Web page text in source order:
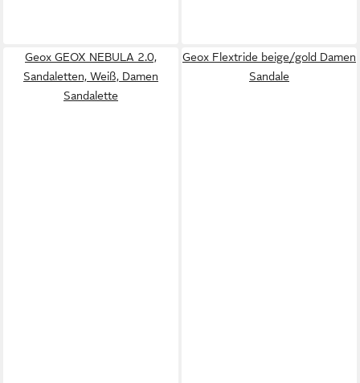
Geox GEOX NEBULA 2.0,
Sandaletten, Weiß, Damen
Sandalette
Geox Flextride beige/gold Damen
Sandale